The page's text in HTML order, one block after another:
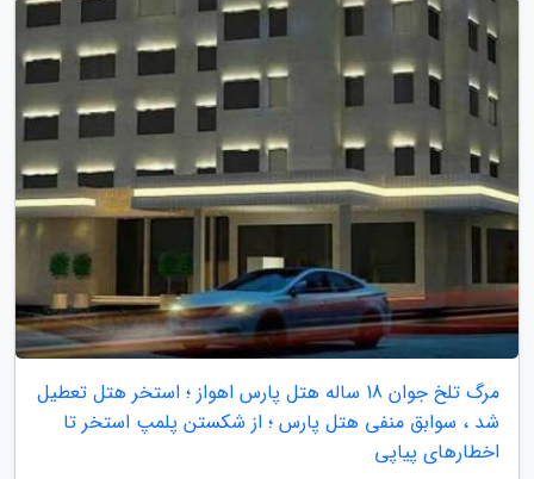
مرگ تلخ جوان 18 ساله هتل پارس اهواز ؛ استخر هتل تعطیل
شد ، سوابق منفی هتل پارس ؛ از شکستن پلمپ استخر تا
اخطارهای پیاپی